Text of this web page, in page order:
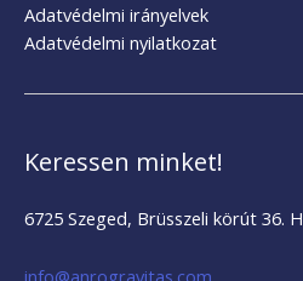
Adatvédelmi irányelvek
Adatvédelmi nyilatkozat
Keressen minket!
6725 Szeged, Brüsszeli körút 36.